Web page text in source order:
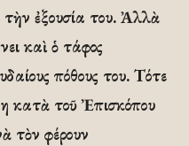
ἐξουσία του. Ἀλλὰ
καὶ ὁ τάφος
πόθους του. Τότε
κατὰ τοῦ Ἐπισκόπου
τὸν φέρουν